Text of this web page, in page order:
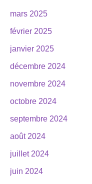
mars 2025
février 2025
janvier 2025
décembre 2024
novembre 2024
octobre 2024
septembre 2024
août 2024
juillet 2024
juin 2024